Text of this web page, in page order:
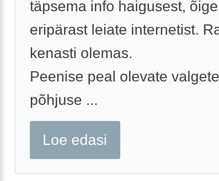
täpsema info haigusest,
eripärast leiate internetist.
kenasti olemas.
Peenise peal olevate
põhjuse ...
Loe edasi